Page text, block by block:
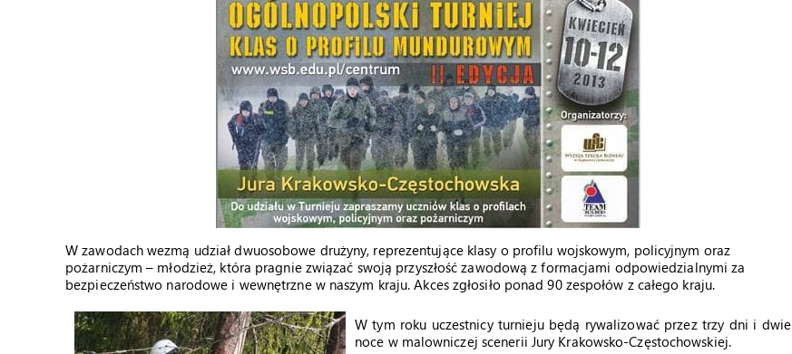
W zawodach wezmą udział dwuosobowe drużyny, reprezentujące klasy o profilu wojskowym, policyjnym oraz
pożarniczym – młodzież, która pragnie związać swoją przyszłość zawodową z formacjami odpowiedzialnymi za
bezpieczeństwo narodowe i wewnętrzne w naszym kraju. Akces zgłosiło ponad 90 zespołów z całego kraju.
W tym roku uczestnicy turnieju będą rywalizować przez trzy dni i dwie
noce w malowniczej scenerii Jury Krakowsko-Częstochowskiej.